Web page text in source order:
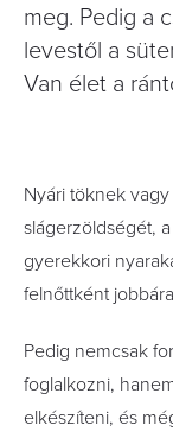
meg. Pedig a
levestől a
Van élet a
Nyári töknek
slágerzöldségét,
gyerekkori
felnőttként
Pedig nemcsak
foglalkozni,
elkészíteni, és